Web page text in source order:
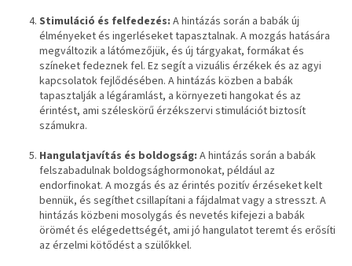
Stimuláció és felfedezés: A hintázás során a babák új
élményeket és ingerléseket tapasztalnak. A mozgás hatására
megváltozik a látómezőjük, és új tárgyakat, formákat és
színeket fedeznek fel. Ez segít a vizuális érzékek és az agyi
kapcsolatok fejlődésében. A hintázás közben a babák
tapasztalják a légáramlást, a környezeti hangokat és az
érintést, ami széleskörű érzékszervi stimulációt biztosít
számukra.
Hangulatjavítás és boldogság: A hintázás során a babák
felszabadulnak boldogsághormonokat, például az
endorfinokat. A mozgás és az érintés pozitív érzéseket kelt
bennük, és segíthet csillapítani a fájdalmat vagy a stresszt. A
hintázás közbeni mosolygás és nevetés kifejezi a babák
örömét és elégedettségét, ami jó hangulatot teremt és erősíti
az érzelmi kötődést a szülőkkel.